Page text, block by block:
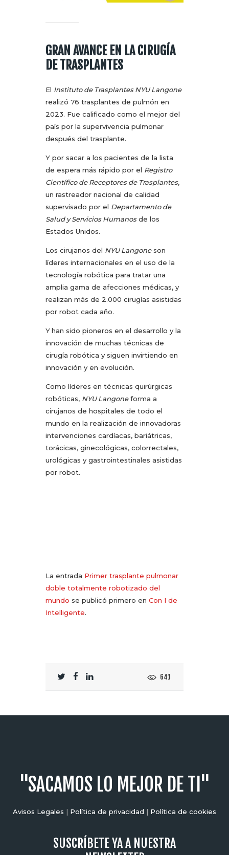
GRAN AVANCE EN LA CIRUGÍA
DE TRASPLANTES
El Instituto de Trasplantes NYU Langone
realizó 76 trasplantes de pulmón en
2023. Fue calificado como el mejor del
país por la supervivencia pulmonar
después del trasplante.
Y por sacar a los pacientes de la lista
de espera más rápido por el Registro
Científico de Receptores de Trasplantes,
un rastreador nacional de calidad
supervisado por el Departamento de
Salud y Servicios Humanosde los
Estados Unidos.
Los cirujanos del NYU Langoneson
líderes internacionales en el uso de la
tecnología robótica para tratar una
amplia gama de afecciones médicas, y
realizan más de 2.000 cirugías asistidas
por robot cada año.
Yhan sido pioneros en el desarrollo y la
innovación de muchas técnicas de
cirugía robótica y siguen invirtiendo en
innovación y en evolución.
Como líderes en técnicas quirúrgicas
robóticas, NYU Langoneforma a
cirujanos de hospitales de todo el
mundo en la realización de innovadoras
intervenciones cardíacas, bariátricas,
torácicas, ginecológicas, colorrectales,
urológicas y gastrointestinales asistidas
por robot.
La entrada Primer trasplante pulmonar
doble totalmente robotizado del
mundo se publicó primero en Con I de
Intelligente.
641
"SACAMOS LO MEJOR DE TI"
Avisos Legales | Política de privacidad | Política de cookies
SUSCRÍBETE YA A NUESTRA